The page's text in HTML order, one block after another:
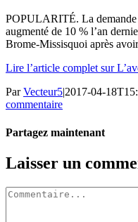
POPULARITÉ. La demande
augmenté de 10 % l’an
Brome-Missisquoi après
Lire l’article complet sur
ParVecteur5|2017-04-
commentaire
Partagez maintenant
Facebook
Twitter
LinkedIn
Tumblr
Pinterest
Email
Laisser un
Commentaire